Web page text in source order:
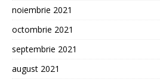
noiembrie 2021
octombrie 2021
septembrie 2021
august 2021